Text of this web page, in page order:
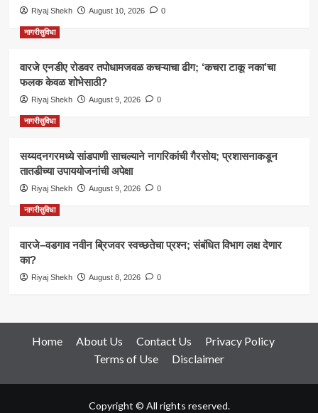
Riyaj Shekh August 10, 2026 0
नागरीसुविधा
वारजे एनडीए रोडवर तपोधामजवळ कचऱ्याचा ढीग; ‘कचरा टाकू नका’चा
फलक केवळ शोभेसाठी?
Riyaj Shekh August 9, 2026 0
नागरीसुविधा
सय्यदनगरमध्ये सांडपाणी साचल्याने नागरिकांची गैरसोय; प्रशासनाकडून
तातडीच्या उपाययोजनांची अपेक्षा
Riyaj Shekh August 9, 2026 0
नागरीसुविधा
वारजे–वडगाव नवीन ब्रिजवर स्वच्छतेचा प्रश्न; संबंधित विभाग लक्ष देणार
का?
Riyaj Shekh August 8, 2026 0
Home About Us Contact Us
Privacy Policy
Terms of Use
Disclaimer